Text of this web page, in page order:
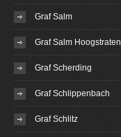
Graf Salm
Graf Salm Hoogstraten
Graf Scherding
Graf Schlippenbach
Graf Schlitz